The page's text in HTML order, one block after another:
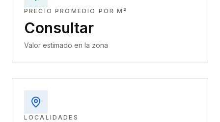
PRECIO PROMEDIO POR M²
Consultar
Valor estimado en la zona
LOCALIDADES